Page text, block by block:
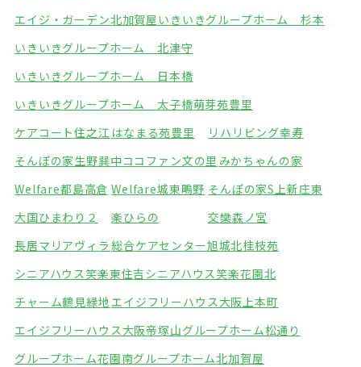
エイジ・ガーデン北加賀屋いきいきグループホーム 杉本
いきいきグループホーム 北津守
いきいきグループホーム 日本橋
いきいきグループホーム 太子橋萌芽苑豊里
ケアコート住之江 はなまる苑豊里
リハリビング幸寿
そんぽの家生野巽中ココファン文の里 みかちゃんの家
Welfare都島高倉 Welfare城東鴫野 そんぽの家S上新庄東
大国ひまわり２
楽ひらの
交欒森ノ宮
長居マリアヴィラ 総合ケアセンター旭城北桂枝苑
シニアハウス笑楽東住吉シニアハウス笑楽花園北
チャーム鶴見緑地エイジフリーハウス大阪上本町
エイジフリーハウス大阪帝塚山グループホーム松通り
グループホーム花園南グループホーム北加賀屋